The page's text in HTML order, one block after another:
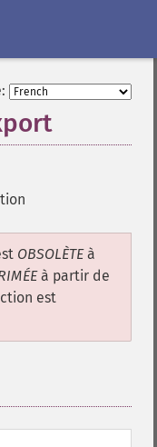
OBSOLÈTEà
à partir de
est